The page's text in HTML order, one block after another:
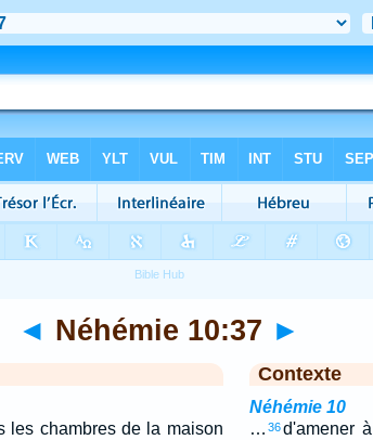
◄ Néhémie 10:37 ►
les chambres de la maison
Contexte
Néhémie 10
… 36d'amener